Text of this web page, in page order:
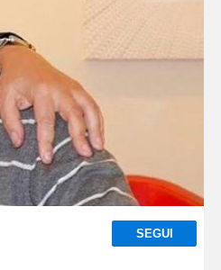
SEGUI